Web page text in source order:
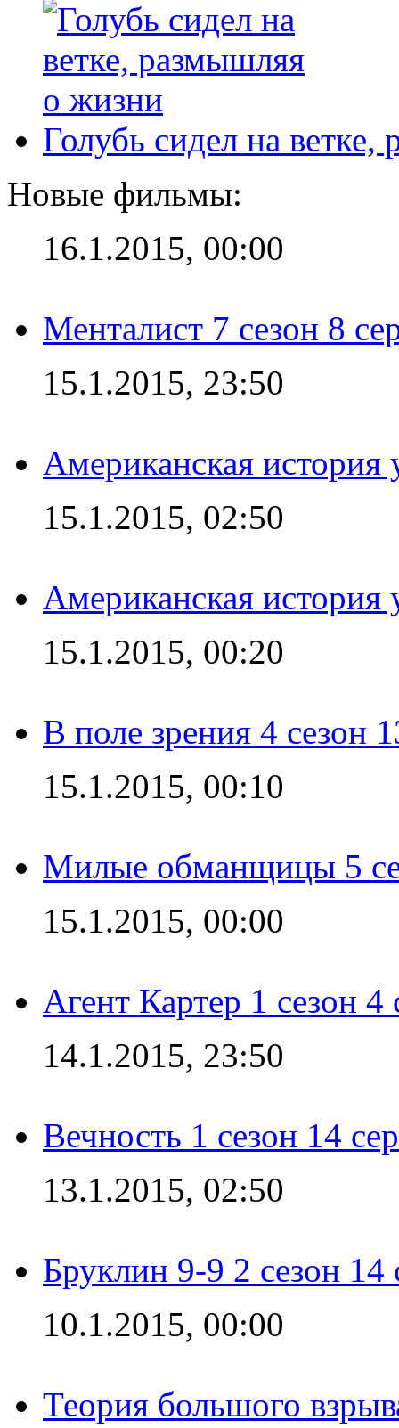
Голубь сидел на
Новые фильмы:
16.1.2015, 00:00
Менталист 7 сезон 8
15.1.2015, 23:50
Американская история
15.1.2015, 02:50
Американская история
15.1.2015, 00:20
В поле зрения 4 сезон
15.1.2015, 00:10
Милые обманщицы 5
15.1.2015, 00:00
Агент Картер 1 сезон 4
14.1.2015, 23:50
Вечность 1 сезон 14
13.1.2015, 02:50
Бруклин 9-9 2 сезон 14
10.1.2015, 00:00
Теория большого